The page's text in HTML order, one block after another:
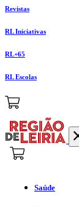
Revistas
RL Iniciativas
RL+65
RL Escolas
Saúde